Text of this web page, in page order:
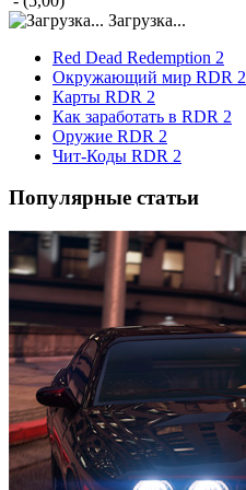
Загрузка...
Red Dead Redemption 2
Окружающий мир RDR 2
Карты RDR 2
Как заработать в RDR 2
Оружие RDR 2
Чит-Коды RDR 2
Популярные статьи